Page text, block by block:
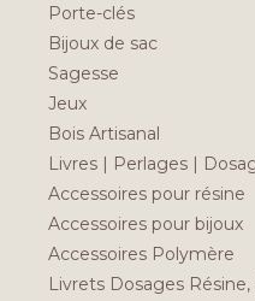
Porte-clés
Bijoux de sac
Sagesse
Jeux
Bois Artisanal
Livres | Perlages |
Accessoires pour résine
Accessoires pour bijoux
Accessoires Polymère
Livrets Dosages